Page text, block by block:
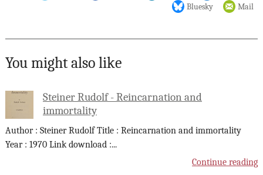
Bluesky
Mail
You might also like
Steiner Rudolf - Reincarnation and
immortality
Author : Steiner Rudolf Title : Reincarnation and immortality
Year : 1970 Link download :...
Continue reading